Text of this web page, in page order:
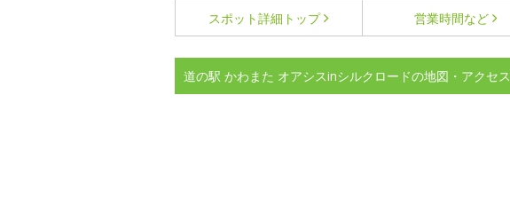
スポット詳細 トップ 営業時間など
道の駅 かわまた オアシスinシルクロードの地図・アクセス